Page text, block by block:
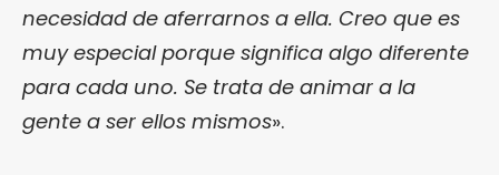
necesidad de aferrarnos a ella. Creo que es
muy especial porque significa algo diferente
para cada uno. Se trata de animar a la
gente a ser ellos mismos».